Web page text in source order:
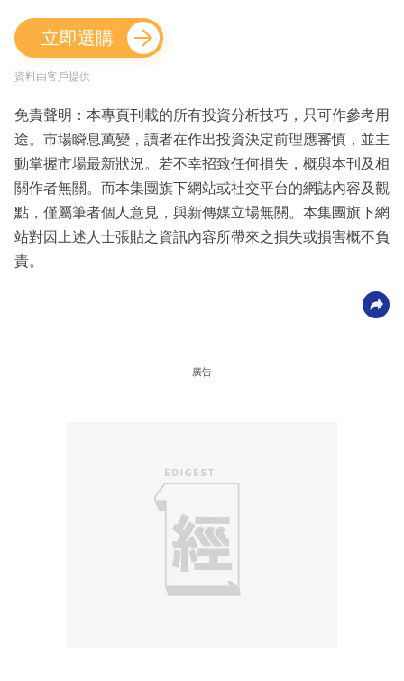
立即選購
資料由客戶提供
免責聲明：本專頁刊載的所有投資分析技巧，只可作參考用
途。市場瞬息萬變，讀者在作出投資決定前理應審慎，並主
動掌握市場最新狀況。若不幸招致任何損失，概與本刊及相
關作者無關。而本集團旗下網站或社交平台的網誌內容及觀
點，僅屬筆者個人意見，與新傳媒立場無關。本集團旗下網
站對因上述人士張貼之資訊內容所帶來之損失或損害概不負
責。
廣告